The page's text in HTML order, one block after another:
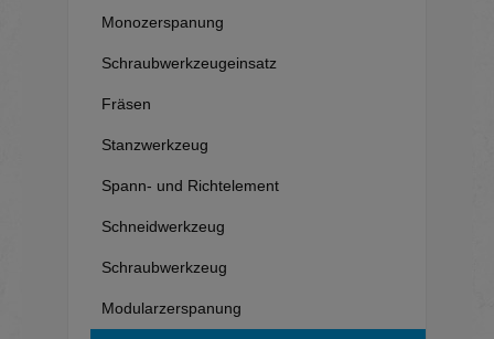
Monozerspanung
Schraubwerkzeugeinsatz
Fräsen
Stanzwerkzeug
Spann- und Richtelement
Schneidwerkzeug
Schraubwerkzeug
Modularzerspanung